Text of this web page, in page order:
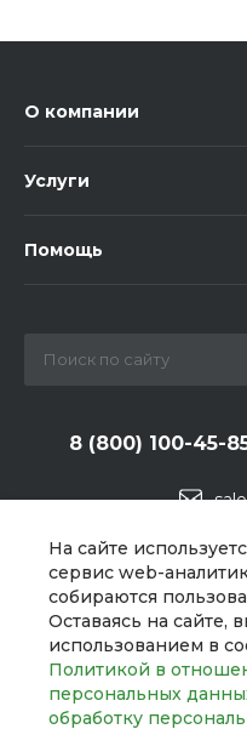
На сайте
сервис web-
собираются
Оставаясь на сайте,
использованием в
Политикой в
персональных
обработку
О компании
Услуги
Помощь
8 (800) 100-45-
г. Москва,